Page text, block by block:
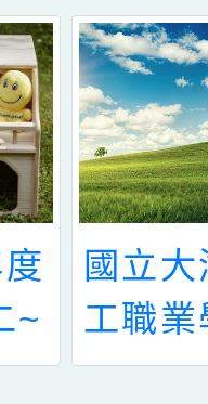
~
學
國立
工職
113